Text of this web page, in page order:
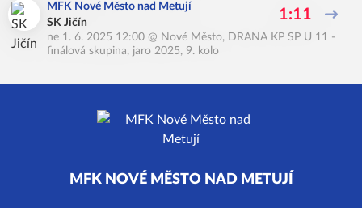
MFK Nové Město nad Metují
SK Jičín
1:11
ne 1. 6. 2025 12:00 @ Nové Město, DRANA KP SP U 11 -
finálová skupina, jaro 2025, 9. kolo
MFK NOVÉ MĚSTO NAD METUJÍ